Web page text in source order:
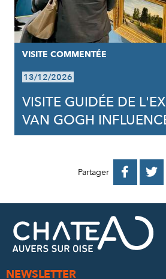
VISITE COMMENTÉE
13/12/2026
VISITE GUIDÉE DE
VAN GOGH
Partager  
NEWSLETTER